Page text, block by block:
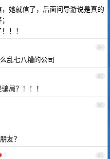
她就信了，后面问导游说是真的
！！
84
乱七八糟的公司
85
局？！！！
86
友？
87
1